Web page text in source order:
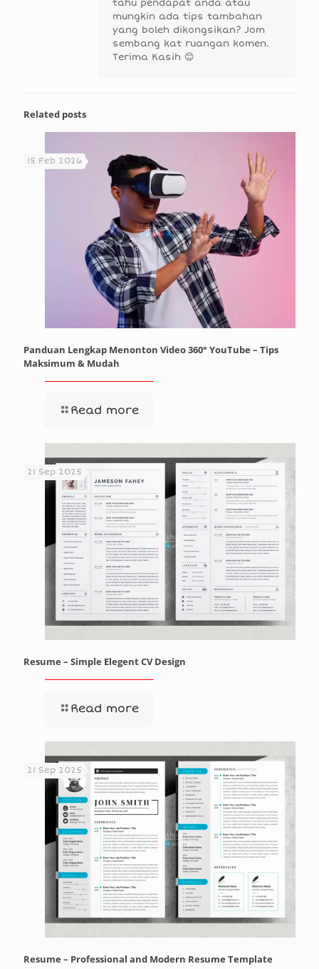
tahu pendapat anda atau
mungkin ada tips tambahan
yang boleh dikongsikan? Jom
sembang kat ruangan komen.
Terima Kasih 😊
Related posts
15 Feb 2026
Panduan Lengkap Menonton Video 360° YouTube – Tips
Maksimum & Mudah
Read more
21 Sep 2025
Resume – Simple Elegent CV Design
Read more
21 Sep 2025
Resume – Professional and Modern Resume Template